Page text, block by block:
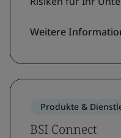
Weitere
Produkte &
BSI Connect